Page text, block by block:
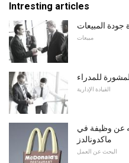
Intresting articles
جودة المبيعات
مبيعات
للمدراء
القيادة الإدارية
عن وظيفة في
ماكدونالدز
البحث عن العمل